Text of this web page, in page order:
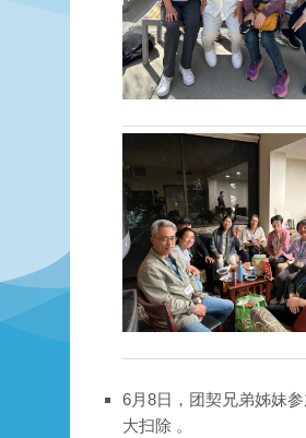
6月8日，团契兄弟姊妹
大扫除 。